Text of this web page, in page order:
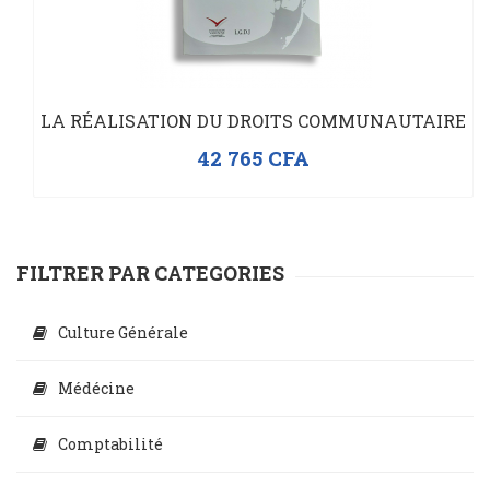
LA RÉALISATION DU DROITS COMMUNAUTAIRE
42 765 CFA
FILTRER PAR CATEGORIES
Culture Générale
Médécine
Comptabilité